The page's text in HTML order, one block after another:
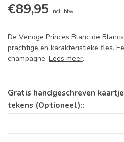
€89,95 Incl. btw
De Venoge Princes Blanc de
prachtige en karakteristieke fles.
champagne. Lees meer.
Gratis handgeschreven
tekens (Optioneel)::